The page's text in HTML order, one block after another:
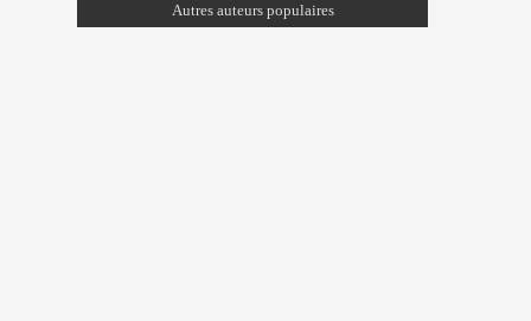
Autres auteurs populaires